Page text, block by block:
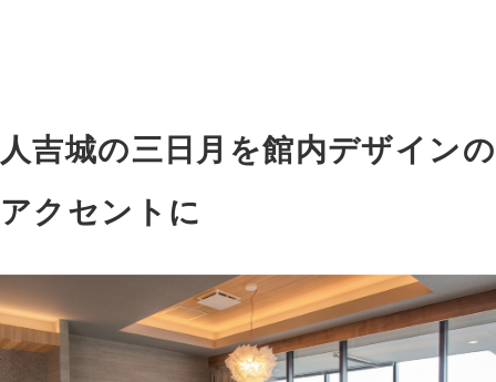
人吉城の三日月を館内デザインの
アクセントに